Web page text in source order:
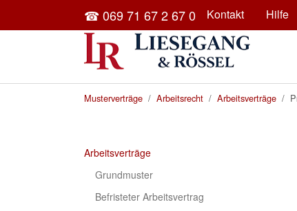
Skip to main content☎ 069 71 67 2 67 0 Kontakt Hilfe
You are here:
Musterverträge Arbeitsrecht Arbeitsverträge
Arbeitsverträge
Grundmuster
Befristeter Arbeitsvertrag